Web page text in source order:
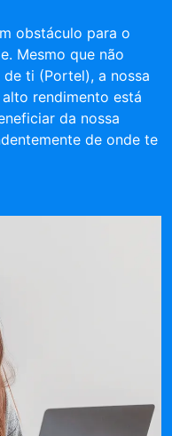
obstáculo para o
Mesmo que não
ti (Portel), a nossa
rendimento está
da nossa
de onde te